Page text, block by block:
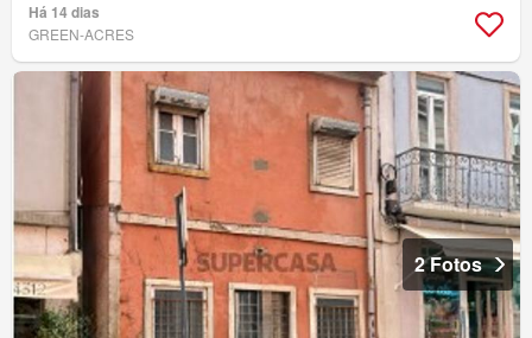
Há 14 dias
GREEN-ACRES
2 Fotos